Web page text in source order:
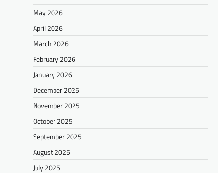
May 2026
April 2026
March 2026
February 2026
January 2026
December 2025
November 2025
October 2025
September 2025
August 2025
July 2025